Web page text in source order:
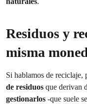
Residuos y
misma
Si hablamos de reciclaje,
de residuos que derivan
gestionarlos -que suele